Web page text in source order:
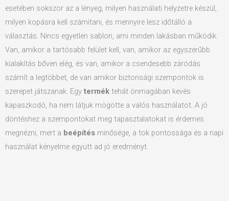
esetében sokszor az a lényeg, milyen használati helyzetre készül,
milyen kopásra kell számítani, és mennyire lesz időtálló a
választás. Nincs egyetlen sablon, ami minden lakásban működik.
Van, amikor a tartósabb felület kell, van, amikor az egyszerűbb
kialakítás bőven elég, és van, amikor a csendesebb záródás
számít a legtöbbet, de van amikor biztonsági szempontok is
szerepet játszanak. Egy termék tehát önmagában kevés
kapaszkodó, ha nem látjuk mögötte a valós használatot. A jó
döntéshez a szempontokat meg tapasztalatokat is érdemes
megnézni, mert a beépítés minősége, a tok pontossága és a napi
használat kényelme együtt ad jó eredményt.